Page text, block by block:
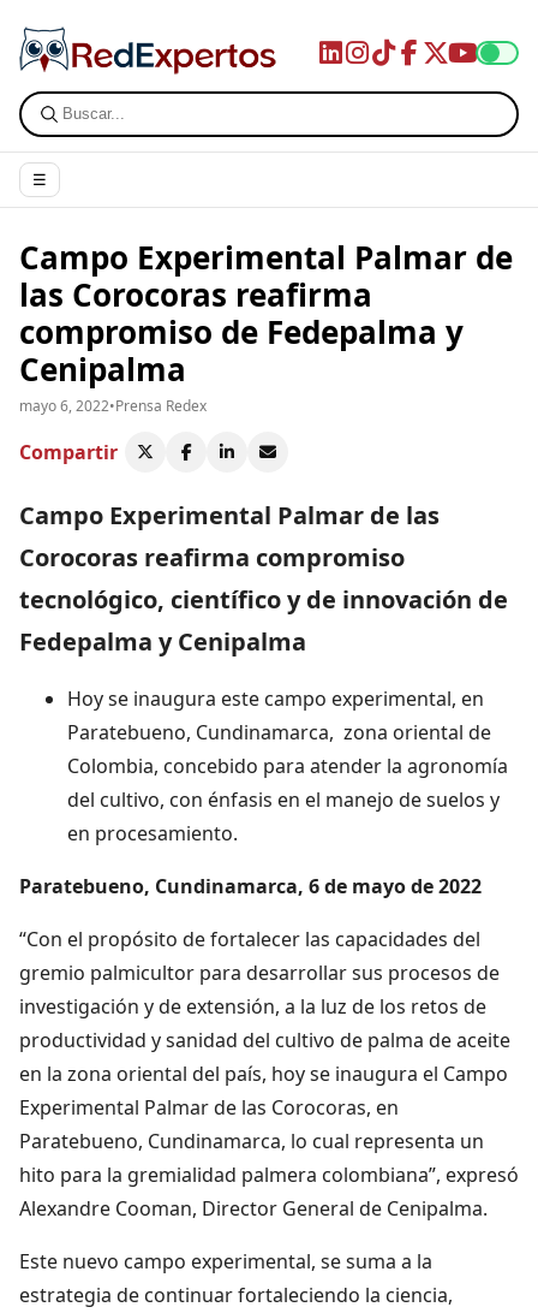
☰
Campo Experimental Palmar de
las Corocoras reafirma
compromiso de Fedepalma y
Cenipalma
mayo 6, 2022•Prensa Redex
Compartir
Campo Experimental Palmar de las
Corocoras reafirma compromiso
tecnológico, científico y de innovación de
Fedepalma y Cenipalma
Hoy se inaugura este campo experimental, en
Paratebueno, Cundinamarca, zona oriental de
Colombia, concebido para atender la agronomía
del cultivo, con énfasis en el manejo de suelos y
en procesamiento.
Paratebueno, Cundinamarca, 6 de mayo de 2022
“Con el propósito de fortalecer las capacidades del
gremio palmicultor para desarrollar sus procesos de
investigación y de extensión, a la luz de los retos de
productividad y sanidad del cultivo de palma de aceite
en la zona oriental del país, hoy se inaugura el Campo
Experimental Palmar de las Corocoras, en
Paratebueno, Cundinamarca, lo cual representa un
hito para la gremialidad palmera colombiana”, expresó
Alexandre Cooman, Director General de Cenipalma.
Este nuevo campo experimental, se suma a la
estrategia de continuar fortaleciendo la ciencia,